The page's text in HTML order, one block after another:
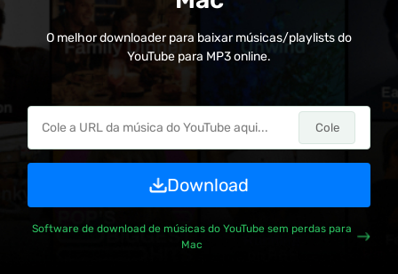
O melhor downloader para baixar músicas/playlists do
YouTube para MP3 online.
Cole
Download
Software de download de músicas do YouTube sem perdas para
Mac